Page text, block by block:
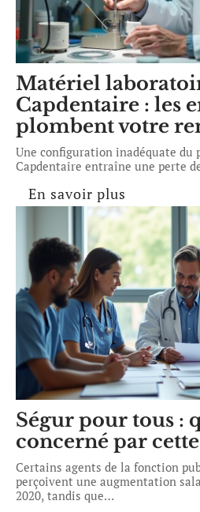
Matériel
Capdentaire : les
plombent votre
Une configuration inadéquate du
Capdentaire entraîne une perte
En savoir plus
Ségur pour tous :
concerné par
Certains agents de la fonction
perçoivent une augmentation
2020, tandis que…